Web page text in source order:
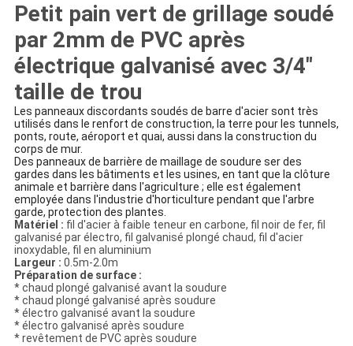
Petit pain vert de grillage soudé
par 2mm de PVC après
électrique galvanisé avec 3/4"
taille de trou
Les panneaux discordants soudés de barre d'acier sont très
utilisés dans le renfort de construction, la terre pour les tunnels,
ponts, route, aéroport et quai, aussi dans la construction du
corps de mur.
Des panneaux de barrière de maillage de soudure ser des
gardes dans les bâtiments et les usines, en tant que la clôture
animale et barrière dans l'agriculture ; elle est également
employée dans l'industrie d'horticulture pendant que l'arbre
garde, protection des plantes.
Matériel : fil d'acier à faible teneur en carbone, fil noir de fer, fil
galvanisé par électro, fil galvanisé plongé chaud, fil d'acier
inoxydable, fil en aluminium
Largeur : 0.5m-2.0m
Préparation de surface :
* chaud plongé galvanisé avant la soudure
* chaud plongé galvanisé après soudure
* électro galvanisé avant la soudure
* électro galvanisé après soudure
* revêtement de PVC après soudure